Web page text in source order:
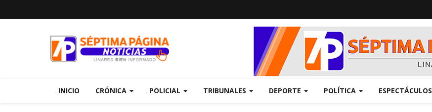
INICIO CRÓNICA POLICIAL TRIBUNALES DEPORTE POLÍTICA ESPECTÁCULOS